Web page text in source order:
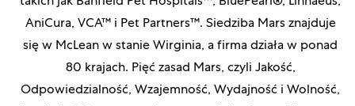
takich jak Banfield Pet Hospitals™, BluePearl®, Linnaeus,
AniCura, VCA™ i Pet Partners™. Siedziba Mars znajduje
się w McLean w stanie Wirginia, a firma działa w ponad
80 krajach. Pięć zasad Mars, czyli Jakość,
Odpowiedzialność, Wzajemność, Wydajność i Wolność,